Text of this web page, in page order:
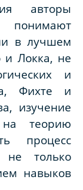
авторы
понимают
в лучшем
и Локка, не
и
Фихте и
изучение
на теорию
процесс
не только
навыков